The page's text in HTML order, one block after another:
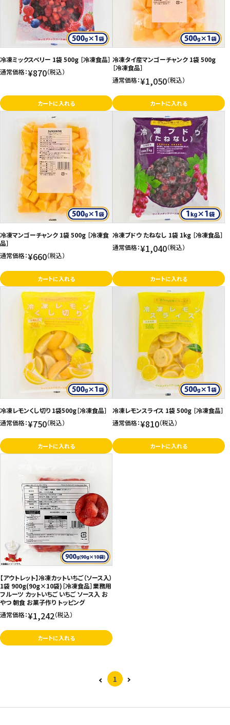
冷凍ミックスベリー 1袋 500g ［冷凍食品］
通常価格：¥870（税込）
カートに入れる
冷凍タイ産マンゴーチャンク 1袋 500g
［冷凍食品］
通常価格：¥1,050（税込）
カートに入れる
冷凍マンゴーチャンク 1袋 500g ［冷凍食
品］
通常価格：¥660（税込）
カートに入れる
冷凍ブドウ たねなし 1袋 1kg ［冷凍食品］
通常価格：¥1,040（税込）
カートに入れる
冷凍レモンくし切り 1袋500g［冷凍食品］
通常価格：¥750（税込）
カートに入れる
冷凍レモンスライス 1袋 500g ［冷凍食品］
通常価格：¥810（税込）
カートに入れる
【アウトレット】冷凍カットいちご（ソース入）
1袋 900g(90g×10袋)［冷凍食品］業務用
フルーツ カットいちご いちご ソース入 お
やつ 朝食 お菓子作り トッピング
通常価格：¥1,242（税込）
カートに入れる
1